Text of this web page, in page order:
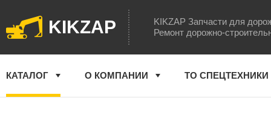
KIKZAP
KIKZAP Запчасти для
Ремонт дорожно-
КАТАЛОГ О КОМПАНИИ ТО СПЕЦТЕХНИКИ